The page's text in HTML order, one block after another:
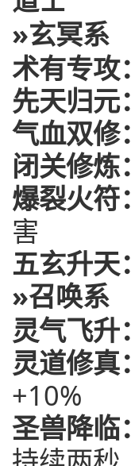
»玄冥系
术有专攻：
先天归元：
气血双修：
闭关修炼：
爆裂火符：
害
五玄升天：
»召唤系
灵气飞升：
灵道修真：
+10%
圣兽降临：